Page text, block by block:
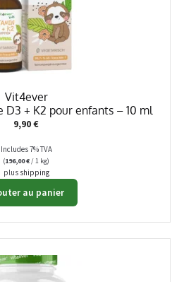
Vit4ever
+ K2 pour enfants – 10 ml
9,90€
Includes 7% TVA
(196,00€/ 1 kg)
plus shipping
au panier